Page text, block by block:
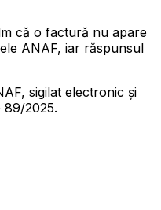
că o factură nu apare
ANAF, iar răspunsul
sigilat electronic și
89/2025.